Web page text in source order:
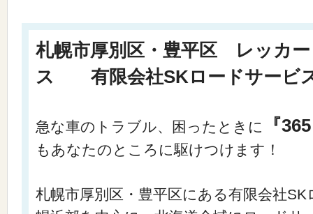
札幌市厚別区・豊平区 レッカ
ス 有限会社SKロードサービ
急な車のトラブル、困ったときに 『
もあなたのところに駆けつけます！
札幌市厚別区・豊平区にある有限会社